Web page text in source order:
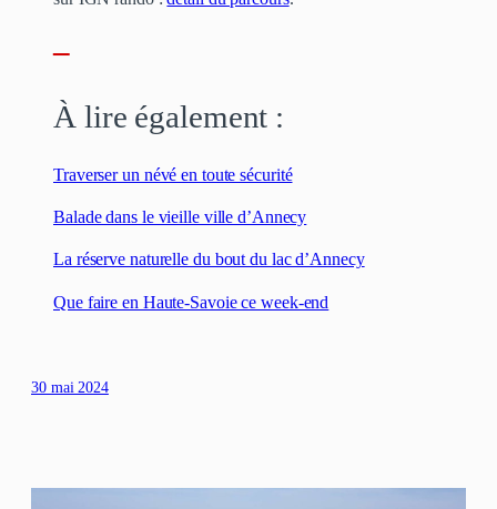
–
À lire également :
Traverser un névé en toute sécurité
Balade dans le vieille ville d’Annecy
La réserve naturelle du bout du lac d’Annecy
Que faire en Haute-Savoie ce week-end
30 mai 2024